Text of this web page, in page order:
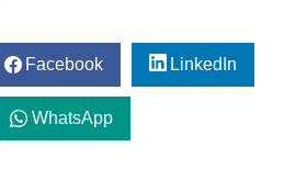
Facebook LinkedIn
WhatsApp